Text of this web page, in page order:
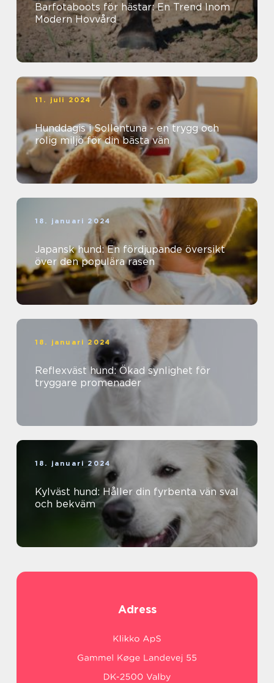
Barfotaboots för hästar: En Trend Inom
Modern Hovvård
11. juli 2024
Hunddagis i Sollentuna - en trygg och
rolig miljö för din bästa vän
18. januari 2024
Japansk hund: En fördjupande översikt
över den populära rasen
18. januari 2024
Reflexväst hund: Ökad synlighet för
tryggare promenader
18. januari 2024
Kylväst hund: Håller din fyrbenta vän sval
och bekväm
Adress